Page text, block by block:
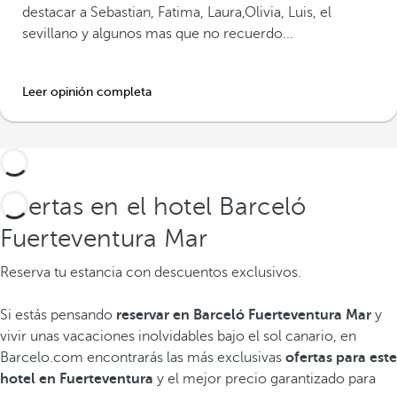
destacar a Sebastian, Fatima, Laura,Olivia, Luis, el
sevillano y algunos mas que no recuerdo...
Leer opinión completa
Ofertas en el hotel Barceló
Fuerteventura Mar
Reserva tu estancia con descuentos exclusivos.
Si estás pensando reservar en Barceló Fuerteventura Mar y
vivir unas vacaciones inolvidables bajo el sol canario, en
Barcelo.com encontrarás las más exclusivas ofertas para este
hotel en Fuerteventura y el mejor precio garantizado para